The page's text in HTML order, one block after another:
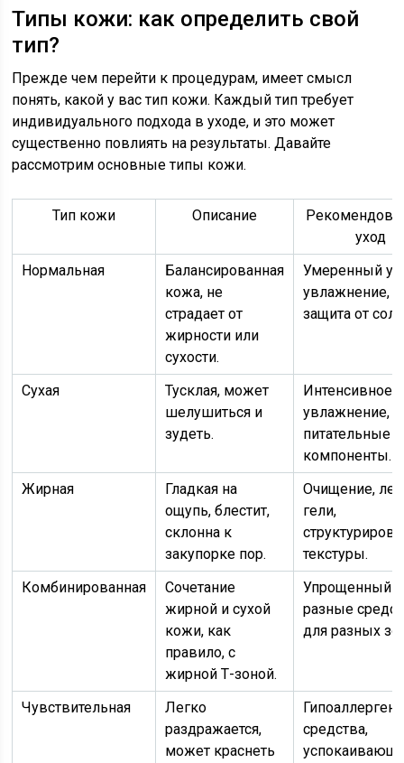
Типы кожи: как определить свой
тип?
Прежде чем перейти к процедурам, имеет смысл
понять, какой у вас тип кожи. Каждый тип требует
индивидуального подхода в уходе, и это может
существенно повлиять на результаты. Давайте
рассмотрим основные типы кожи.
Тип кожи Описание
уход
Нормальная
Балансированная
кожа, не
страдает от
жирности или
сухости.
Умеренный
увлажнение,
защита от
Сухая
Тусклая, может
шелушиться и
зудеть.
Интенсивное
увлажнение,
питательные
компоненты.
Жирная
Гладкая на
ощупь, блестит,
склонна к
закупорке пор.
Очищение,
гели,
текстуры.
Комбинированная
Сочетание
жирной и сухой
кожи, как
правило, с
жирной Т-зоной.
Упрощенный
разные
для разных
Чувствительная
Легко
раздражается,
может краснеть
средства,